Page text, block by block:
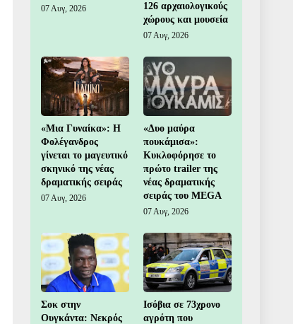
07 Αυγ, 2026
126 αρχαιολογικούς
χώρους και μουσεία
07 Αυγ, 2026
«Μια Γυναίκα»: Η
Φολέγανδρος
γίνεται το μαγευτικό
σκηνικό της νέας
δραματικής σειράς
07 Αυγ, 2026
«Δυο μαύρα
πουκάμισα»:
Κυκλοφόρησε το
πρώτο trailer της
νέας δραματικής
σειράς του MEGA
07 Αυγ, 2026
Σοκ στην
Ουγκάντα: Νεκρός
Ισόβια σε 73χρονο
αγρότη που